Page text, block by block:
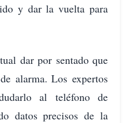
y dar la vuelta para
dar por sentado que
alarma. Los expertos
al teléfono de
datos precisos de la